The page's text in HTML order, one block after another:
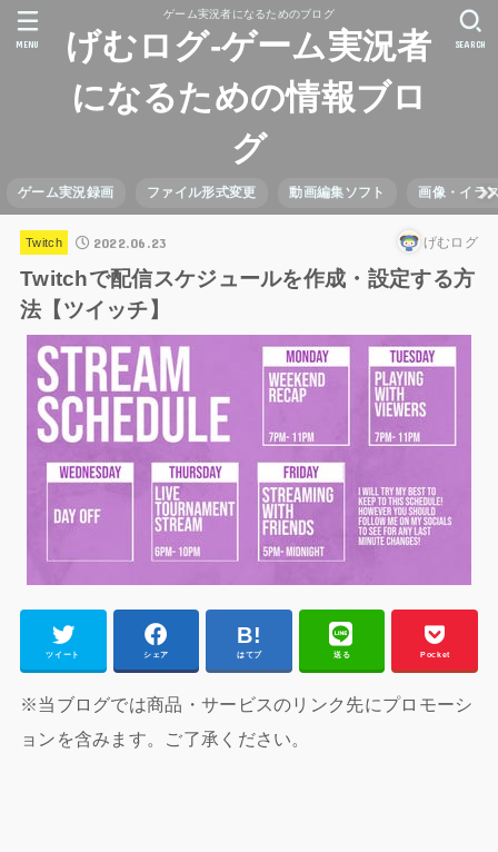
ゲーム実況者になるためのブログ
げむログ-ゲーム実況者
になるための情報ブロ
グ
ゲーム実況録画 ファイル形式変更 動画編集ソフト 画像・イラ
SEARCH
MENU
Twitch 2022.06.23 げむログ
Twitchで配信スケジュールを作成・設定する方
法【ツイッチ】
ツイート シェア はてブ 送る Pocket
※当ブログでは商品・サービスのリンク先にプロモーシ
ョンを含みます。ご了承ください。